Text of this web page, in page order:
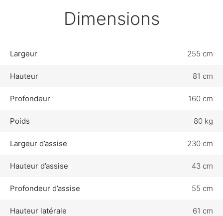
Dimensions
Largeur 255 cm
Hauteur 81 cm
Profondeur 160 cm
Poids 80 kg
Largeur d’assise 230 cm
Hauteur d’assise 43 cm
Profondeur d’assise 55 cm
Hauteur latérale 61 cm